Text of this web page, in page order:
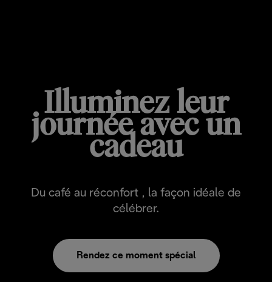
Illuminez leur
journée avec un
cadeau
Du café au réconfort , la façon idéale de
célébrer.
Rendez ce moment spécial